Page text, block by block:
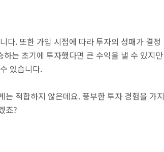
다. 또한 가입 시점에 따라 투자의 성패가 결정
는 초기에 투자했다면 큰 수익을 낼 수 있지만
있습니다.
적합하지 않은데요. 풍부한 투자 경험을 가지
죠?